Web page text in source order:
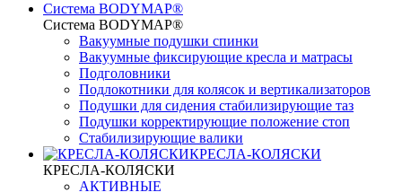
Система BODYMAP®
Система BODYMAP®
Вакуумные подушки спинки
Вакуумные фиксирующие кресла и матрасы
Подголовники
Подлокотники для колясок и вертикализаторов
Подушки для сидения стабилизирующие таз
Подушки корректирующие положение стоп
Стабилизирующие валики
КРЕСЛА-КОЛЯСКИ
КРЕСЛА-КОЛЯСКИ
АКТИВНЫЕ